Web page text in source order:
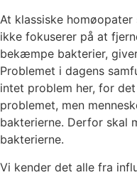
At klassiske
ikke fokuserer på at
bekæmpe bakterier,
Problemet i dagens
intet problem her, for
problemet, men
bakterierne. Derfor skal
bakterierne.
Vi kender det alle fra